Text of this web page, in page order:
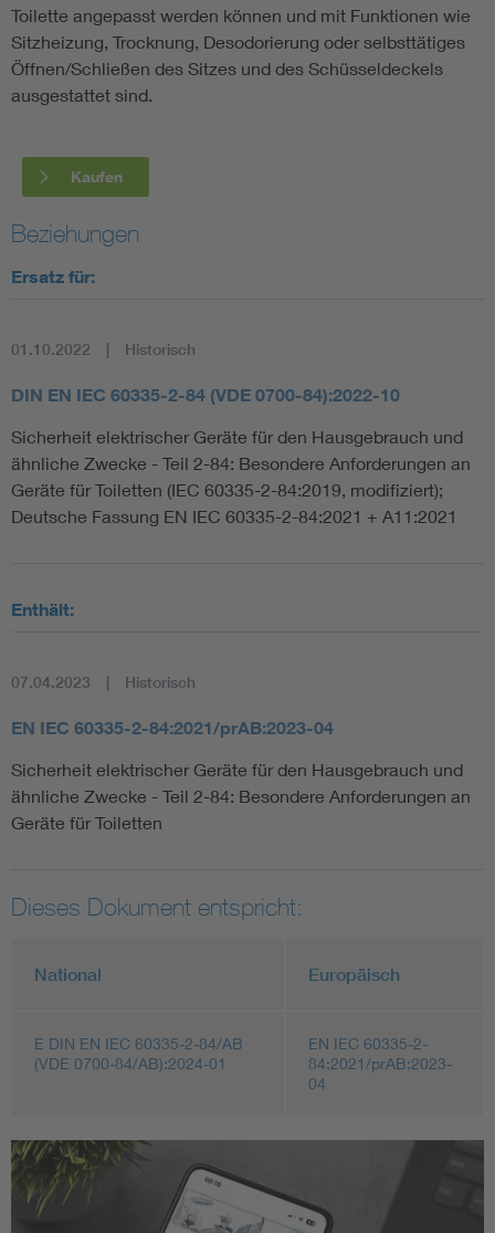
Toilette angepasst werden können und mit Funktionen wie
Sitzheizung, Trocknung, Desodorierung oder selbsttätiges
Öffnen/Schließen des Sitzes und des Schüsseldeckels
ausgestattet sind.
Kaufen
Beziehungen
Ersatz für:
01.10.2022 Historisch
DIN EN IEC 60335-2-84 (VDE 0700-84):2022-10
Sicherheit elektrischer Geräte für den Hausgebrauch und
ähnliche Zwecke - Teil 2-84: Besondere Anforderungen an
Geräte für Toiletten (IEC 60335-2-84:2019, modifiziert);
Deutsche Fassung EN IEC 60335-2-84:2021 + A11:2021
Enthält:
07.04.2023 Historisch
EN IEC 60335-2-84:2021/prAB:2023-04
Sicherheit elektrischer Geräte für den Hausgebrauch und
ähnliche Zwecke - Teil 2-84: Besondere Anforderungen an
Geräte für Toiletten
Dieses Dokument entspricht:
National Europäisch
E DIN EN IEC 60335-2-84/AB
(VDE 0700-84/AB):2024-01
EN IEC 60335-2-
84:2021/prAB:2023-
04